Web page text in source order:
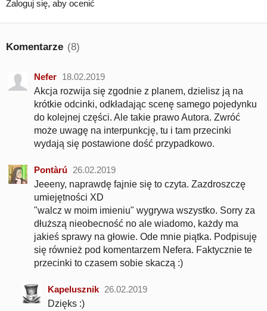
Zaloguj się, aby ocenić
Komentarze (8)
Nefer 18.02.2019
Akcja rozwija się zgodnie z planem, dzielisz ją na
krótkie odcinki, odkładając scenę samego pojedynku
do kolejnej części. Ale takie prawo Autora. Zwróć
może uwagę na interpunkcję, tu i tam przecinki
wydają się postawione dość przypadkowo.
Pontàrú 26.02.2019
Jeeeny, naprawdę fajnie się to czyta. Zazdroszczę
umiejętności XD
"walcz w moim imieniu" wygrywa wszystko. Sorry za
dłuższą nieobecność no ale wiadomo, każdy ma
jakieś sprawy na głowie. Ode mnie piątka. Podpisuję
się również pod komentarzem Nefera. Faktycznie te
przecinki to czasem sobie skaczą :)
Kapelusznik 26.02.2019
Dzięks :)